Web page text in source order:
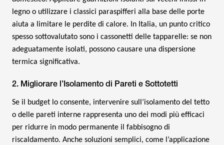
legno o utilizzare i classici paraspifferi alla base delle porte
aiuta a limitare le perdite di calore. In Italia, un punto critico
spesso sottovalutato sono i cassonetti delle tapparelle: se non
adeguatamente isolati, possono causare una dispersione
termica significativa.
2. Migliorare l’Isolamento di Pareti e Sottotetti
Se il budget lo consente, intervenire sull’isolamento del tetto
o delle pareti interne rappresenta uno dei modi più efficaci
per ridurre in modo permanente il fabbisogno di
riscaldamento. Anche soluzioni semplici, come l’applicazione